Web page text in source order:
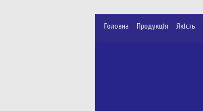
Головна Продукція Якість